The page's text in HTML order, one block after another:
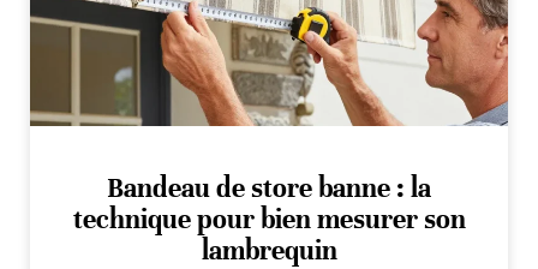
Bandeau de store banne : la
technique pour bien mesurer son
lambrequin